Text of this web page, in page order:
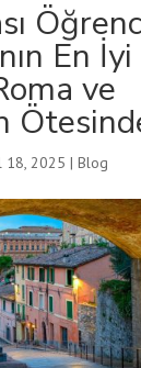
En İyi
ve
18, 2025 | Blog